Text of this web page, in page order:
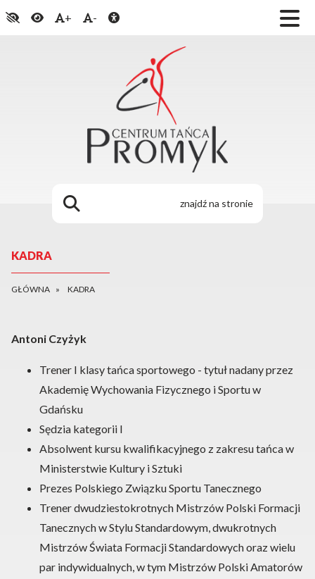
+ -
KADRA
GŁÓWNA KADRA
Antoni Czyżyk
Trener I klasy tańca sportowego - tytuł nadany przez
Akademię Wychowania Fizycznego i Sportu w
Gdańsku
Sędzia kategorii I
Absolwent kursu kwalifikacyjnego z zakresu tańca w
Ministerstwie Kultury i Sztuki
Prezes Polskiego Związku Sportu Tanecznego
Trener dwudziestokrotnych Mistrzów Polski Formacji
Tanecznych w Stylu Standardowym, dwukrotnych
Mistrzów Świata Formacji Standardowych oraz wielu
par indywidualnych, w tym Mistrzów Polski Amatorów